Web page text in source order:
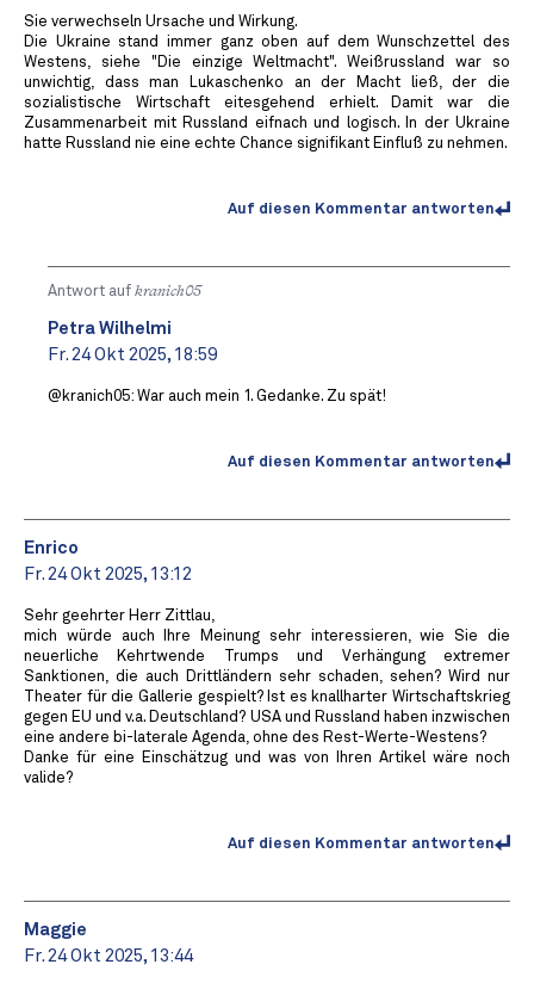
Sie verwechseln Ursache und Wirkung.
Die Ukraine stand immer ganz oben auf dem Wunschzettel des
Westens, siehe "Die einzige Weltmacht". Weißrussland war so
unwichtig, dass man Lukaschenko an der Macht ließ, der die
sozialistische Wirtschaft eitesgehend erhielt. Damit war die
Zusammenarbeit mit Russland eifnach und logisch. In der Ukraine
hatte Russland nie eine echte Chance signifikant Einfluß zu nehmen.
Auf diesen Kommentar antworten
Antwort auf kranich05
Petra Wilhelmi
Fr. 24 Okt 2025, 18:59
@kranich05: War auch mein 1. Gedanke. Zu spät!
Auf diesen Kommentar antworten
Enrico
Fr. 24 Okt 2025, 13:12
Sehr geehrter Herr Zittlau,
mich würde auch Ihre Meinung sehr interessieren, wie Sie die
neuerliche Kehrtwende Trumps und Verhängung extremer
Sanktionen, die auch Drittländern sehr schaden, sehen? Wird nur
Theater für die Gallerie gespielt? Ist es knallharter Wirtschaftskrieg
gegen EU und v.a. Deutschland? USA und Russland haben inzwischen
eine andere bi-laterale Agenda, ohne des Rest-Werte-Westens?
Danke für eine Einschätzug und was von Ihren Artikel wäre noch
valide?
Auf diesen Kommentar antworten
Maggie
Fr. 24 Okt 2025, 13:44